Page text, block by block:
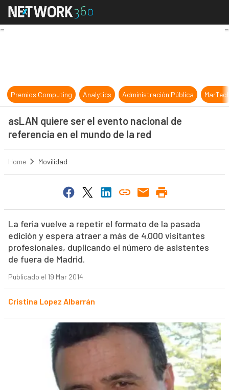
asLAN quiere ser el evento
Premios Computing Analytics Administración Pública
asLAN quiere ser el evento nacional de
referencia en el mundo de la red
Home Movilidad
La feria vuelve a repetir el formato de la pasada
edición y espera atraer a más de 4.000 visitantes
profesionales, duplicando el número de asistentes
de fuera de Madrid.
Publicado el 19 Mar 2014
Cristina Lopez Albarrán